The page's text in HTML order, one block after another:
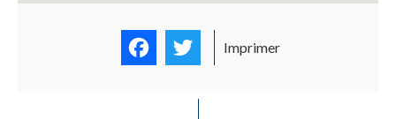
FacebookTwitter
Imprimer